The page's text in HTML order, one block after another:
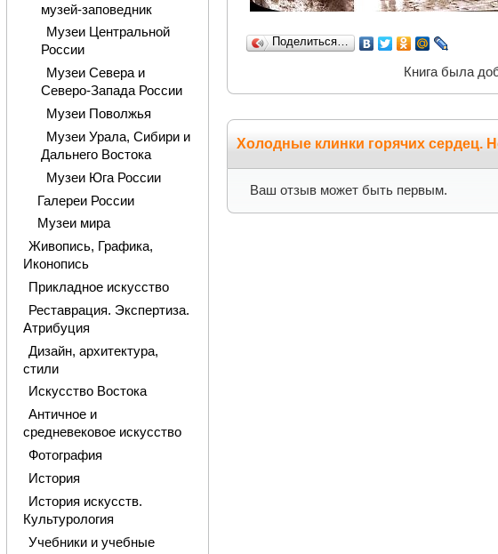
Поделиться…
Книга была
Холодные клинки горячих сердец.
Ваш отзыв может быть первым.
музей-заповедник
Музеи Центральной
России
Музеи Севера и
Северо-Запада России
Музеи Поволжья
Музеи Урала, Сибири и
Дальнего Востока
Музеи Юга России
Галереи России
Музеи мира
Живопись, Графика,
Иконопись
Прикладное искусство
Реставрация. Экспертиза.
Атрибуция
Дизайн, архитектура,
стили
Искусство Востока
Античное и
средневековое искусство
Фотография
История
История искусств.
Культурология
Учебники и учебные